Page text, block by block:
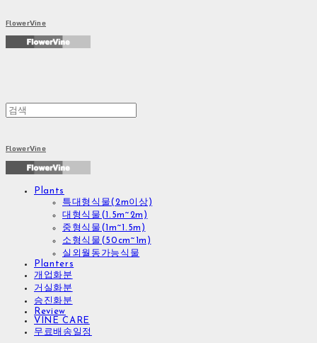
FlowerVine
FlowerVine
Plants
특대형식물(2m이상)
대형식물(1.5m~2m)
중형식물(1m~1.5m)
소형식물(50cm~1m)
실외월동가능식물
Planters
개업화분
거실화분
승진화분
Review
VINE CARE
무료배송일정